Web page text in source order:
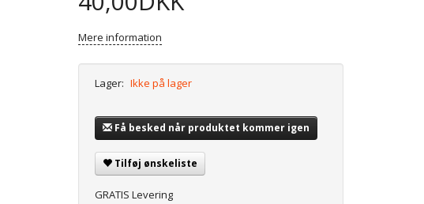
Mere information
Lager: Ikke på lager
Få besked når produktet kommer igen
Tilføj ønskeliste
GRATIS Levering